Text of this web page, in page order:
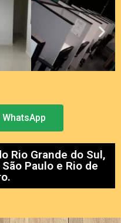
Rio Grande do Sul,
Paulo e Rio de